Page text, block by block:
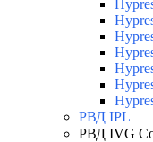
РВД IPL
РВД IVG